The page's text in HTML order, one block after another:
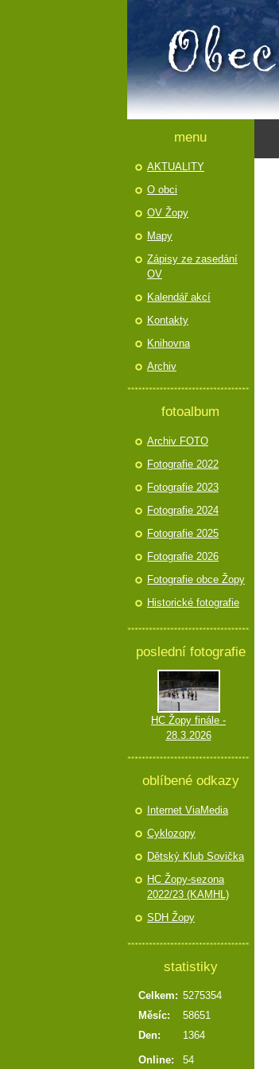
menu
AKTUALITY
O obci
OV Žopy
Mapy
Zápisy ze zasedání
OV
Kalendář akcí
Kontakty
Knihovna
Archiv
fotoalbum
Archiv FOTO
Fotografie 2022
Fotografie 2023
Fotografie 2024
Fotografie 2025
Fotografie 2026
Fotografie obce Žopy
Historické fotografie
poslední fotografie
HC Žopy finále -
28.3.2026
oblíbené odkazy
Internet ViaMedia
Cyklozopy
Dětský Klub Sovička
HC Žopy-sezona
2022/23 (KAMHL)
SDH Žopy
statistiky
Online: 54
Celkem: 5275354
Měsíc:
58651
Den:
1364